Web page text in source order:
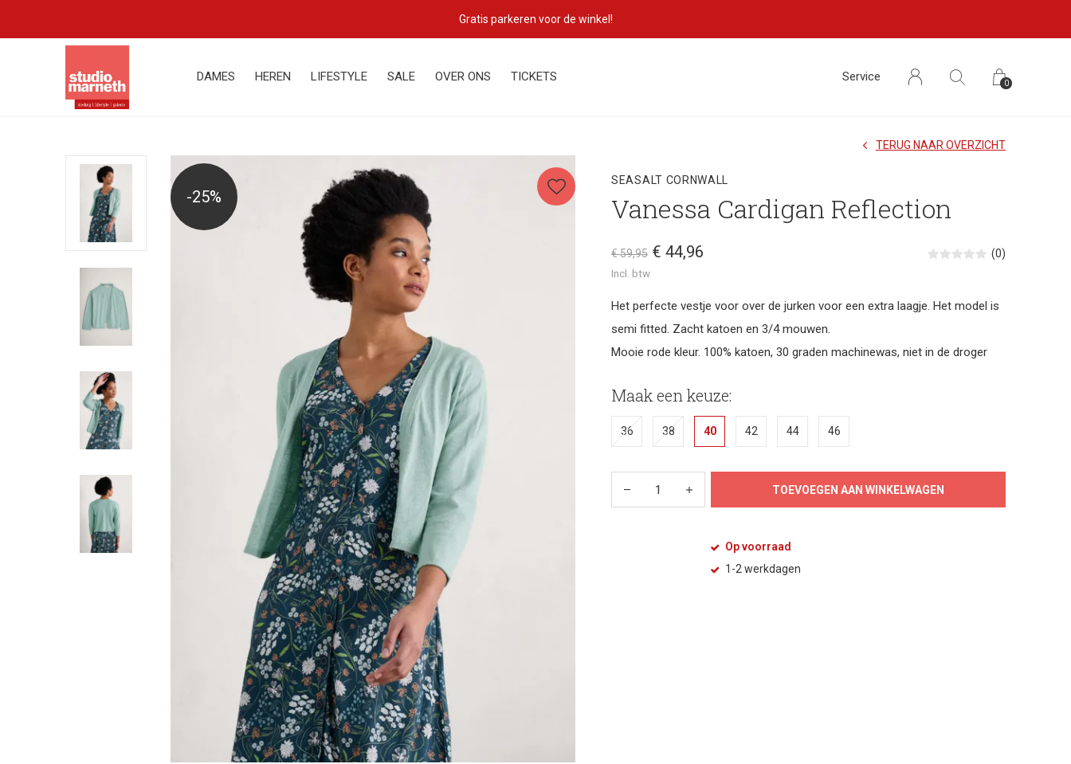
DAMES HEREN LIFESTYLE SALE OVER ONS TICKETS Service 0
Gratis parkeren voor de winkel!
-25%
SEASALT CORNWALL
Vanessa Cardigan Reflection
TERUG NAAR OVERZICHT
€ 59,95 € 44,96
Incl. btw
(0)
Het perfecte vestje voor over de jurken voor een extra laagje. Het model is
semi fitted. Zacht katoen en 3/4 mouwen.
Mooie rode kleur. 100% katoen, 30 graden machinewas, niet in de droger
Maak een keuze:
36 38 40 42 44 46
TOEVOEGEN AAN WINKELWAGEN
Op voorraad
1-2 werkdagen